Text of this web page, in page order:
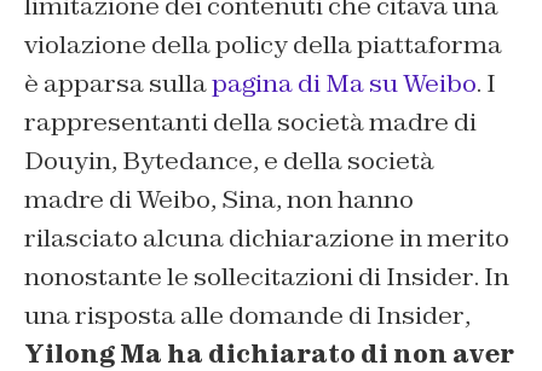
violazione della policy della piattaforma
è apparsa sullapagina di Ma su Weibo. I
rappresentanti della società madre di
Douyin, Bytedance, e della società
madre di Weibo, Sina, non hanno
rilasciato alcuna dichiarazione in merito
nonostante le sollecitazioni diInsider. In
una risposta alle domande diInsider,
Yilong Ma ha dichiarato di non aver